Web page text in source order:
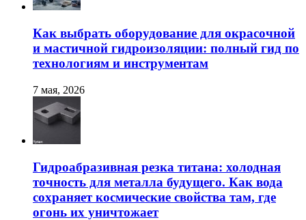
Как выбрать оборудование для окрасочной
и мастичной гидроизоляции: полный гид по
технологиям и инструментам
7 мая, 2026
Гидроабразивная резка титана: холодная
точность для металла будущего. Как вода
сохраняет космические свойства там, где
огонь их уничтожает